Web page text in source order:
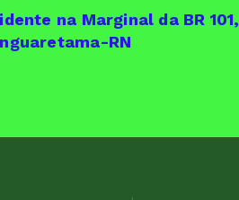
na Marginal da BR 101,
RN